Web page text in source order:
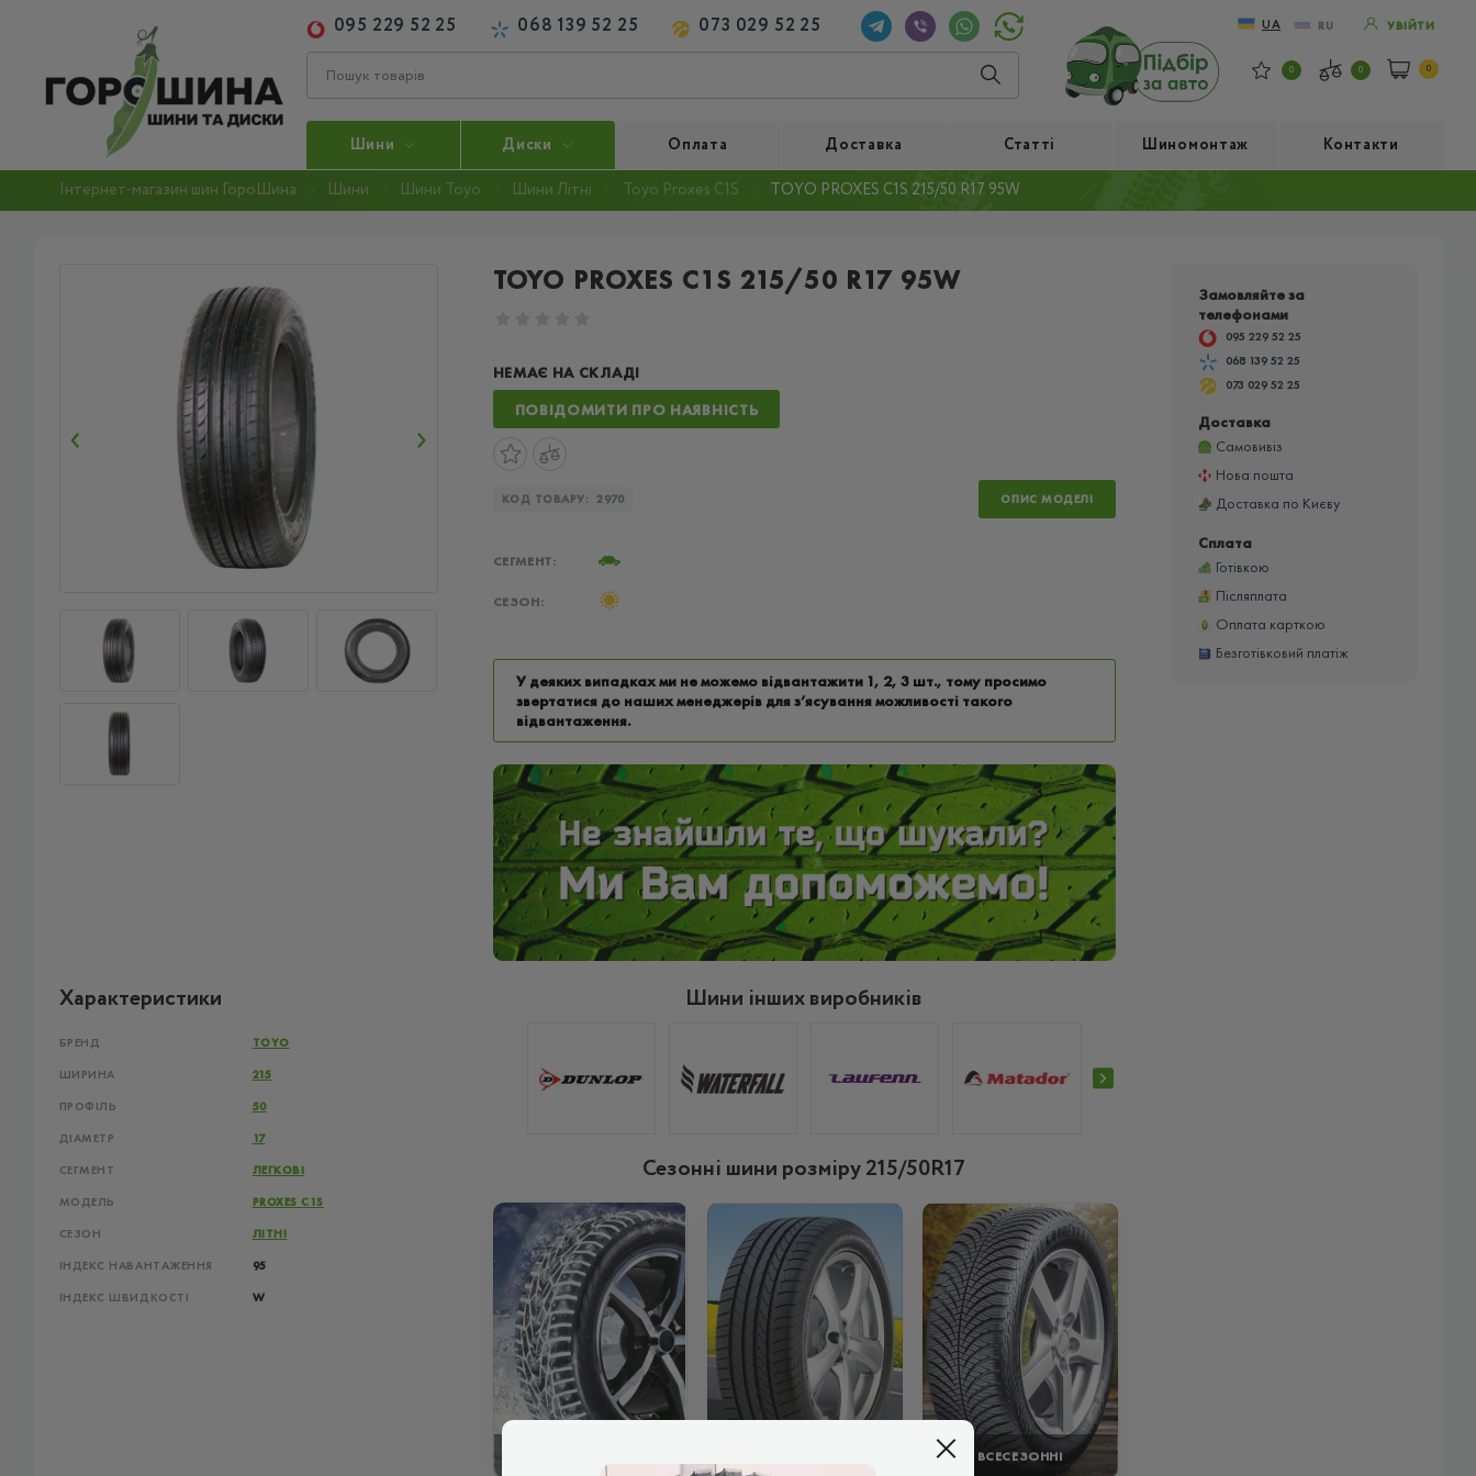
095 229 52 25 068 139 52 25 073 029 52 25 UA RU УВІЙТИ
0 0 0
Шини Диски Оплата Доставка Статті Шиномонтаж Контакти
Інтернет-магазин шин ГороШина Шини Шини Toyo Шини Літні Toyo Proxes C1S TOYO PROXES C1S 215/50 R17 95W
TOYO PROXES C1S 215/50 R17 95W
НЕМАЄ НА СКЛАДІ
ПОВІДОМИТИ ПРО НАЯВНІСТЬ
КОД ТОВАРУ: 2970 ОПИС МОДЕЛІ
СЕГМЕНТ:
СЕЗОН:
У деяких випадках ми не можемо відвантажити 1, 2, 3 шт., тому просимо
звертатися до наших менеджерів для з’ясування можливості такого
відвантаження.
Замовляйте за
телефонами
095 229 52 25
068 139 52 25
073 029 52 25
Доставка
Самовивіз
Нова пошта
Доставка по Києву
Сплата
Готівкою
Післяплата
Оплата карткою
Безготівковий платіж
Характеристики
БРЕНД TOYO
ШИРИНА 215
ПРОФІЛЬ 50
ДІАМЕТР 17
СЕГМЕНТ ЛЕГКОВІ
МОДЕЛЬ PROXES C1S
СЕЗОН ЛІТНІ
ІНДЕКС НАВАНТАЖЕННЯ 95
ІНДЕКС ШВИДКОСТІ W
Шини інших виробників
Сезонні шини розміру 215/50R17
ВСЕСЕЗОННІ